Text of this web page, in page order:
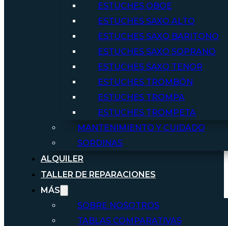
ESTUCHES OBOE
ESTUCHES SAXO ALTO
ESTUCHES SAXO BARITONO
ESTUCHES SAXO SOPRANO
ESTUCHES SAXO TENOR
ESTUCHES TROMBÓN
ESTUCHES TROMPA
ESTUCHES TROMPETA
MANTENIMIENTO Y CUIDADO
SORDINAS
ALQUILER
TALLER DE REPARACIONES
MÁS
SOBRE NOSOTROS
TABLAS COMPARATIVAS